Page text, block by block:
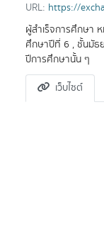
URL: https://
ผู้สำเร็จการศึกษา
ศึกษาปีที่ 6 , ชั้นมัธ
ปีการศึกษานั้น ๆ
เว็บไซต์